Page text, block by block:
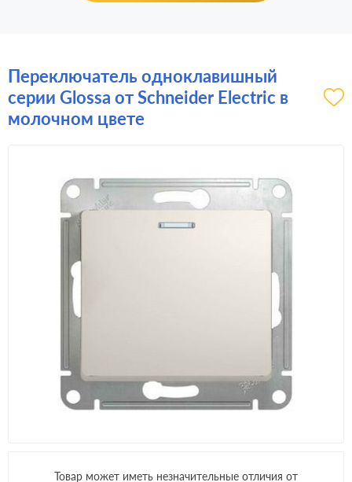
Переключатель одноклавишный
серии Glossa от Schneider Electric в
молочном цвете
Товар может иметь незначительные отличия от